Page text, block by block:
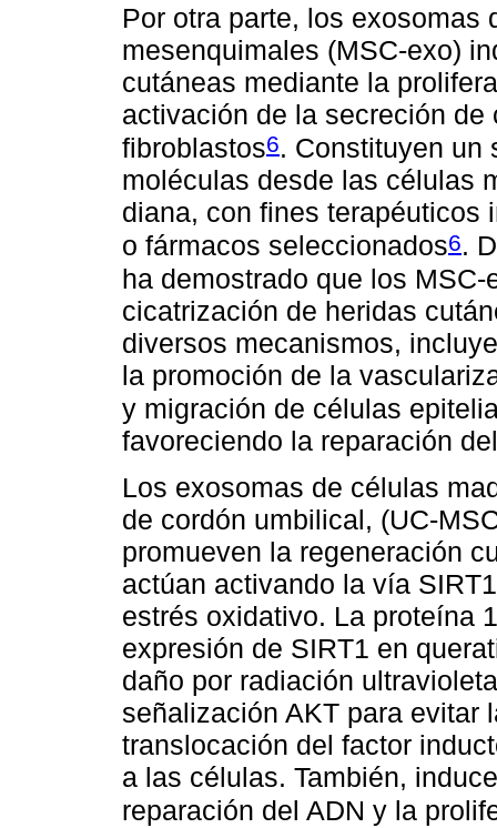
Por otra parte, los exosomas
mesenquimales (MSC-exo)
cutáneas mediante la
activación de la secreción
fibroblastos6. Constituyen un
moléculas desde las células
diana, con fines terapéuticos
o fármacos seleccionados6.
ha demostrado que los
cicatrización de heridas
diversos mecanismos,
la promoción de la
y migración de células
favoreciendo la reparación
Los exosomas de células
de cordón umbilical, (UC-
promueven la regeneración
actúan activando la vía
estrés oxidativo. La proteína
expresión de SIRT1 en
daño por radiación
señalización AKT para evitar
translocación del factor
a las células. También,
reparación del ADN y la